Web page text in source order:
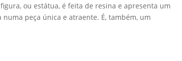
ou estátua, é feita de resina e apresenta um
peça única e atraente. É, também, um